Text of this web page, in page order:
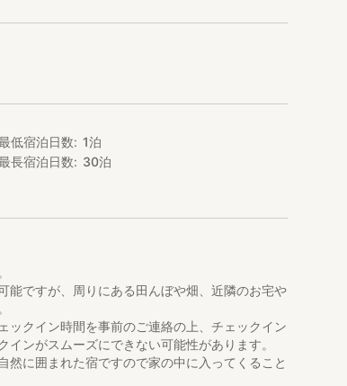
、ラーメン屋、おそば屋、洋食屋さんやカフェ、
点以上点在しています！
で10分
体験できます。
！！
低宿泊日数 1泊
長宿泊日数
30泊
能ですが、周りにある田んぼや畑、近隣のお宅や
ックイン時間を事前のご連絡の上、チェックイン
ンがスムーズにできない可能性があります。
然に囲まれた宿ですので家の中に入ってくること